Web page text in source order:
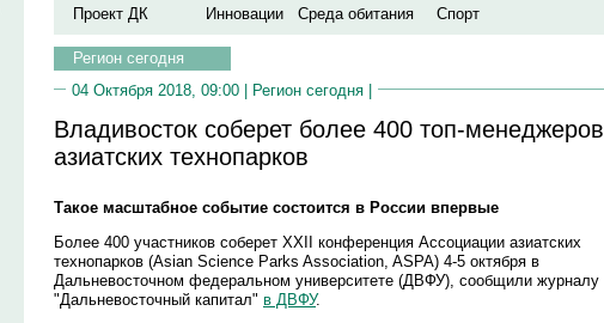
Проект ДК
Инновации Среда обитания Спорт
Регион сегодня
04 Октября 2018, 09:00 | Регион сегодня |
Владивосток соберет более 400 топ-менеджеров
азиатских технопарков
Такое масштабное событие состоится в России впервые
Более 400 участников соберет XXII конференция Ассоциации азиатских
технопарков (Asian Science Parks Association, ASPA) 4-5 октября в
Дальневосточном федеральном университете (ДВФУ), сообщили журналу
"Дальневосточный капитал" в ДВФУ.